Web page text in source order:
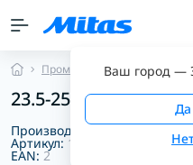
Ваш город —
Промышленные шины
23.5-25 28PR 183B
Производитель:Mitas
Артикул:1012307970000
EAN: 2